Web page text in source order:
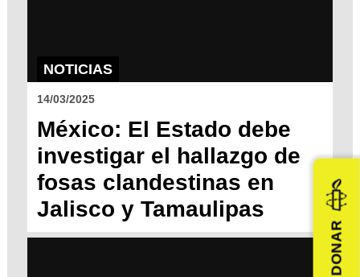
NOTICIAS
14/03/2025
México: El Estado debe
investigar el hallazgo de
fosas clandestinas en
Jalisco y Tamaulipas
DONAR